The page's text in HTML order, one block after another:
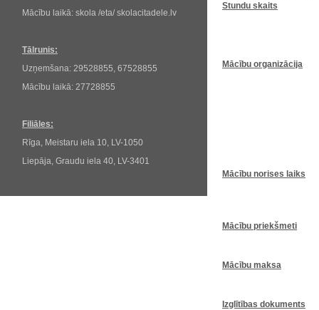
Mācību laikā: skola /eta/ skolacitadele.lv
Tālrunis:
Uzņemšana: 29528855, 67528855
Mācību laikā: 27728855
Filiāles:
Rīga, Meistaru iela 10, LV-1050
Liepāja, Graudu iela 40, LV-3401
Stundu skaits
Mācību organizācija
Mācību norises laiks
Mācību priekšmeti
Mācību maksa
Izglītības dokuments